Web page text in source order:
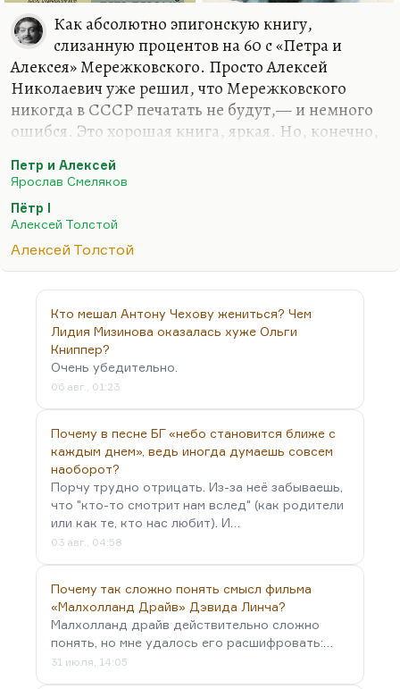
Как абсолютно эпигонскую книгу,
слизанную процентов на 60 с «Петра и
Алексея» Мережковского. Просто Алексей
Николаевич уже решил, что Мережковского
никогда в СССР печатать не будут,— и немного
ошибся. Это хорошая книга, яркая. Но, конечно,
всякие массовые безумия: гениальный «Союз
пяти», потрясающая «Аэлита». «Гиперболоид
инженера Гарина» — лучшая книга о Ленине, по-
Толстого. А Толстой 30-х годов почти весь плох,
Петр и Алексей
Ярослав Смеляков
Пётр I
Алексей Толстой
Алексей Толстой
Кто мешал Антону Чехову жениться? Чем
Лидия Мизинова оказалась хуже Ольги
Книппер?
Очень убедительно.
06 авг., 01:23
Почему в песне БГ «небо становится ближе с
каждым днем», ведь иногда думаешь совсем
наоборот?
Порчу трудно отрицать. Из-за неё забываешь,
что "кто-то смотрит нам вслед" (как родители
или как те, кто нас любит). И…
03 авг., 04:58
Почему так сложно понять смысл фильма
«Малхолланд Драйв» Дэвида Линча?
Малхолланд драйв действительно сложно
понять, но мне удалось его расшифровать:…
31 июля, 14:05